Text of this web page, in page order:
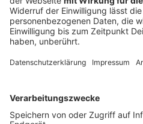
Mehr
powered by
Herbert Grönemeyer -
Anzeige
Wir
Zustimmung,